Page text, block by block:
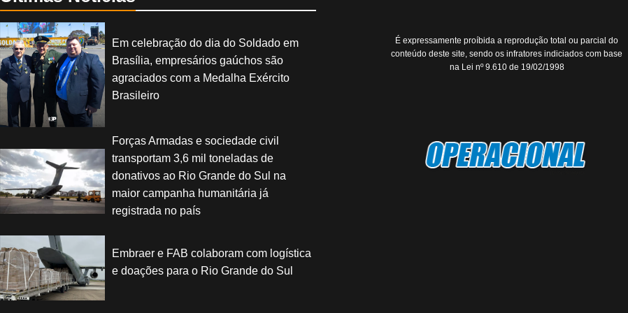
Em celebração do dia do Soldado em
Brasília, empresários gaúchos são
agraciados com a Medalha Exército
Brasileiro
Forças Armadas e sociedade civil
transportam 3,6 mil toneladas de
donativos ao Rio Grande do Sul na
maior campanha humanitária já
registrada no país
Embraer e FAB colaboram com logística
e doações para o Rio Grande do Sul
É expressamente proíbida a reprodução total ou parcial do
conteúdo deste site, sendo os infratores indiciados com base
na Lei nº 9.610 de 19/02/1998